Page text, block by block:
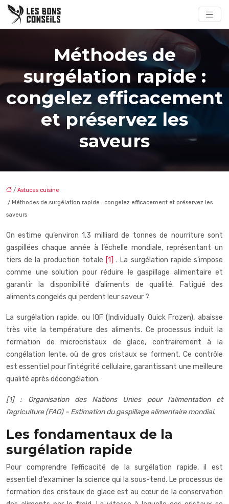
Méthodes de
surgélation rapide :
congelez efficacement
et préservez les
saveurs
/ Astuces cuisine
/ Méthodes de surgélation rapide : congelez efficacement et préservez les
saveurs
On estime qu’environ 1,3 milliard de tonnes de nourriture sont
gaspillées chaque année à l’échelle mondiale, représentant un
tiers de la production totale [1]. La surgélation rapide s’impose
comme une solution pour réduire le gaspillage alimentaire et
garantir la disponibilité d’aliments de qualité. Fatigué des
aliments congelés qui perdent leur saveur ?
La surgélation rapide, ou IQF (Individually Quick Frozen), abaisse
très vite la température des aliments. Ce processus induit la
formation de microcristaux de glace, contrairement à la
congélation lente, où de gros cristaux se forment. Ce contrôle
est essentiel pour l’intégrité cellulaire, garantissant une meilleure
qualité après décongélation.
[1] : Organisation des Nations Unies pour l’alimentation et
l’agriculture (FAO) – Estimation du gaspillage alimentaire mondial.
Les fondamentaux de la
surgélation rapide
Pour comprendre l’efficacité de la surgélation rapide, il est
essentiel d’examiner la science qui la sous-tend. Le processus de
formation des cristaux de glace est au cœur de la conservation